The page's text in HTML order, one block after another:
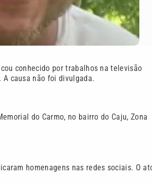
conhecido por trabalhos na televisão
causa não foi divulgada.
do Carmo, no bairro do Caju, Zona
homenagens nas redes sociais. O